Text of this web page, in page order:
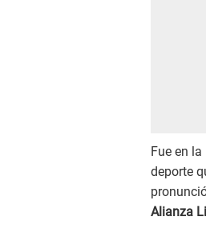
Fue en
deporte
Alianza